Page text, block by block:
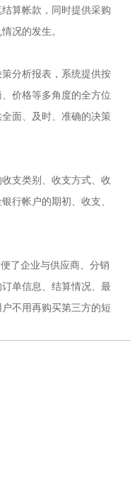
算帐款，同时提供采购
况的发生。
分析报表，系统提供按
价格等多角度的全方位
面、及时、准确的决策
支类别、收支方式、收
行帐户的期初、收支、
了企业与供应商、分销
单信息、结算情况、最
不用再购买第三方的短